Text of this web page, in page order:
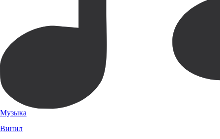
Музыка
Винил